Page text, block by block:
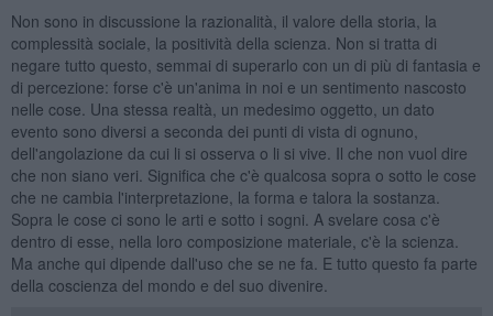
Non sono in discussione la razionalità, il valore della storia, la
complessità sociale, la positività della scienza. Non si tratta di
negare tutto questo, semmai di superarlo con un di più di fantasia e
di percezione: forse c'è un'anima in noi e un sentimento nascosto
nelle cose. Una stessa realtà, un medesimo oggetto, un dato
evento sono diversi a seconda dei punti di vista di ognuno,
dell'angolazione da cui li si osserva o li si vive. Il che non vuol dire
che non siano veri. Significa che c'è qualcosa sopra o sotto le cose
che ne cambia l'interpretazione, la forma e talora la sostanza.
Sopra le cose ci sono le arti e sotto i sogni. A svelare cosa c'è
dentro di esse, nella loro composizione materiale, c'è la scienza.
Ma anche qui dipende dall'uso che se ne fa. E tutto questo fa parte
della coscienza del mondo e del suo divenire.